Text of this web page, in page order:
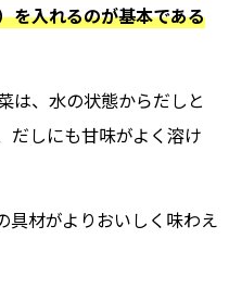
を入れるのが基本である
は、水の状態からだしと
だしにも甘味がよく溶け
具材がよりおいしく味わえ